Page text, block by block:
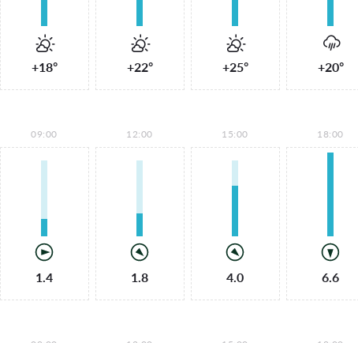
+18° +22° +25° +20°
09:00
1.4
12:00
1.8
15:00
4.0
18:00
6.6